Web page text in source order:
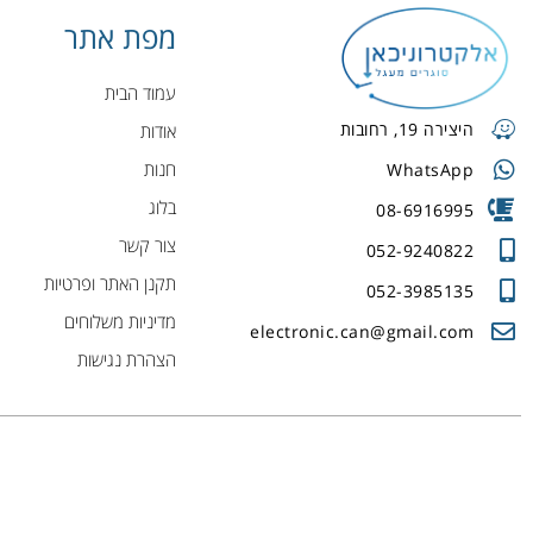
היצירה 19, רחובות
WhatsApp
08-6916995
052-9240822
052-3985135
electronic.can@gmail.com
מפת אתר
עמוד הבית
אודות
חנות
בלוג
צור קשר
תקנן האתר ופרטיות
מדיניות משלוחים
הצהרת נגישות